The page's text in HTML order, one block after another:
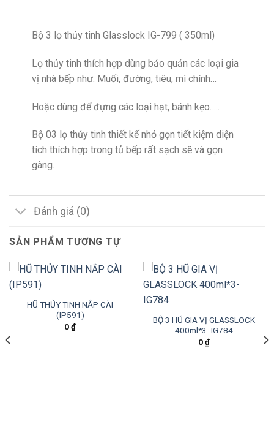
Bộ 3 lọ thủy tinh Glasslock IG-799 ( 350ml)
Lọ thủy tinh thích hợp dùng bảo quản các loại gia
vị nhà bếp như: Muối, đường, tiêu, mì chính…
Hoặc dùng để đựng các loại hạt, bánh kẹo…..
Bộ 03 lọ thủy tinh thiết kế nhỏ gọn tiết kiệm diện
tích thích hợp trong tủ bếp rất sạch sẽ và gọn
gàng.
Đánh giá (0)
SẢN PHẨM TƯƠNG TỰ
HŨ THỦY TINH NẮP CÀI
(IP591)
0₫
BỘ 3 HŨ GIA VỊ GLASSLOCK
400ml*3- IG784
0₫